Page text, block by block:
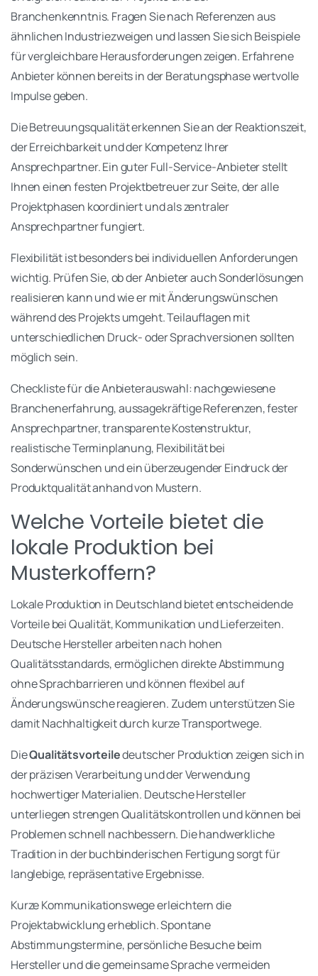
Branchenkenntnis. Fragen Sie nach Referenzen aus
ähnlichen Industriezweigen und lassen Sie sich Beispiele
für vergleichbare Herausforderungen zeigen. Erfahrene
Anbieter können bereits in der Beratungsphase wertvolle
Impulse geben.
Die Betreuungsqualität erkennen Sie an der Reaktionszeit,
der Erreichbarkeit und der Kompetenz Ihrer
Ansprechpartner. Ein guter Full-Service-Anbieter stellt
Ihnen einen festen Projektbetreuer zur Seite, der alle
Projektphasen koordiniert und als zentraler
Ansprechpartner fungiert.
Flexibilität ist besonders bei individuellen Anforderungen
wichtig. Prüfen Sie, ob der Anbieter auch Sonderlösungen
realisieren kann und wie er mit Änderungswünschen
während des Projekts umgeht. Teilauflagen mit
unterschiedlichen Druck- oder Sprachversionen sollten
möglich sein.
Checkliste für die Anbieterauswahl: nachgewiesene
Branchenerfahrung, aussagekräftige Referenzen, fester
Ansprechpartner, transparente Kostenstruktur,
realistische Terminplanung, Flexibilität bei
Sonderwünschen und ein überzeugender Eindruck der
Produktqualität anhand von Mustern.
Welche Vorteile bietet die
lokale Produktion bei
Musterkoffern?
Lokale Produktion in Deutschland bietet entscheidende
Vorteile bei Qualität, Kommunikation und Lieferzeiten.
Deutsche Hersteller arbeiten nach hohen
Qualitätsstandards, ermöglichen direkte Abstimmung
ohne Sprachbarrieren und können flexibel auf
Änderungswünsche reagieren. Zudem unterstützen Sie
damit Nachhaltigkeit durch kurze Transportwege.
DieQualitätsvorteiledeutscher Produktion zeigen sich in
der präzisen Verarbeitung und der Verwendung
hochwertiger Materialien. Deutsche Hersteller
unterliegen strengen Qualitätskontrollen und können bei
Problemen schnell nachbessern. Die handwerkliche
Tradition in der buchbinderischen Fertigung sorgt für
langlebige, repräsentative Ergebnisse.
Kurze Kommunikationswege erleichtern die
Projektabwicklung erheblich. Spontane
Abstimmungstermine, persönliche Besuche beim
Hersteller und die gemeinsame Sprache vermeiden